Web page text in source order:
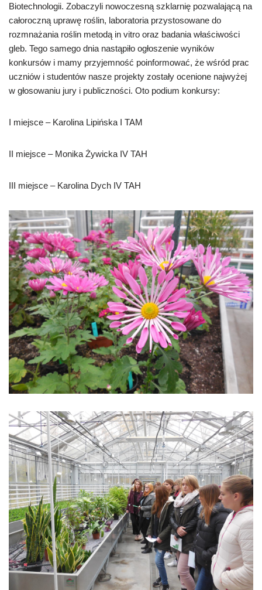
Biotechnologii. Zobaczyli nowoczesną szklarnię pozwalającą na
całoroczną uprawę roślin, laboratoria przystosowane do
rozmnażania roślin metodą in vitro oraz badania właściwości
gleb. Tego samego dnia nastąpiło ogłoszenie wyników
konkursów i mamy przyjemność poinformować, że wśród prac
uczniów i studentów nasze projekty zostały ocenione najwyżej
w głosowaniu jury i publiczności. Oto podium konkursy:
I miejsce – Karolina Lipińska I TAM
II miejsce – Monika Żywicka IV TAH
III miejsce – Karolina Dych IV TAH